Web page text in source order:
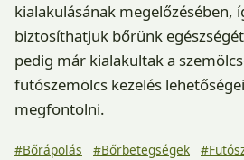
kialakulásának megelőzésében,
biztosíthatjuk bőrünk
pedig már kialakultak a
futószemölcs kezelés
megfontolni.
#Bőrápolás #Bőrbetegségek